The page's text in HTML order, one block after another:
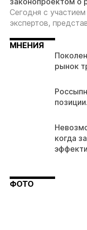
Сегодня с
экспертов,
МНЕНИЯ
рынок
когда
ФОТО